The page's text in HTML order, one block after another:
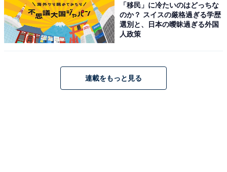
「移民」に冷たいのはどっちな
のか？ スイスの厳格過ぎる学歴
選別と、日本の曖昧過ぎる外国
人政策
連載をもっと見る